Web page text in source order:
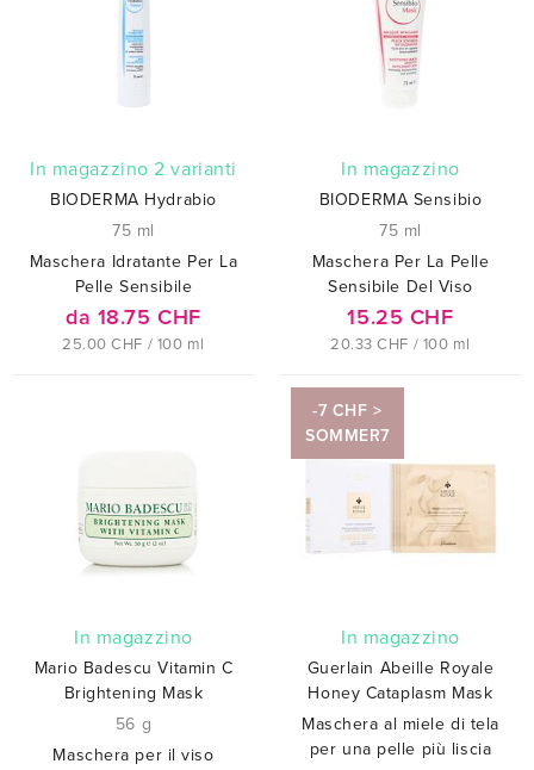
In magazzino 2 varianti
BIODERMA Hydrabio
75 ml
Maschera Idratante Per La
Pelle Sensibile
da 18.75 CHF
25.00 CHF / 100 ml
In magazzino
BIODERMA Sensibio
75 ml
Maschera Per La Pelle
Sensibile Del Viso
15.25 CHF
20.33 CHF / 100 ml
In magazzino
Mario Badescu Vitamin C
Brightening Mask
56 g
Maschera per il viso
-7 CHF >
SOMMER7
In magazzino
Guerlain Abeille Royale
Honey Cataplasm Mask
Maschera al miele di tela
per una pelle più liscia